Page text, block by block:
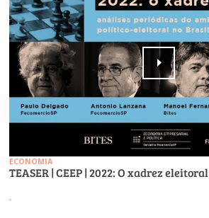
ECONOMIA
TEASER | CEEP | 2022: O xadrez eleitoral
.